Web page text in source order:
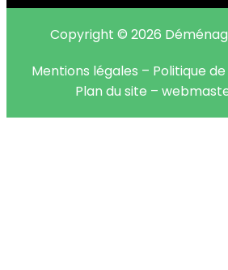
Copyright © 2026
Mentions légales – Politique
Plan du site –